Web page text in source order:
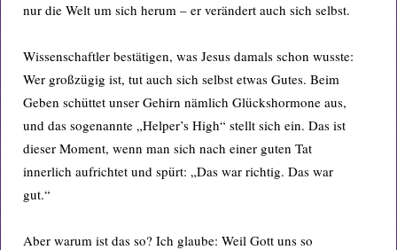
nur die Welt um sich herum – er verändert auch sich selbst.
Wissenschaftler bestätigen, was Jesus damals schon wusste:
Wer großzügig ist, tut auch sich selbst etwas Gutes. Beim
Geben schüttet unser Gehirn nämlich Glückshormone aus,
und das sogenannte „Helper’s High“ stellt sich ein. Das ist
dieser Moment, wenn man sich nach einer guten Tat
innerlich aufrichtet und spürt: „Das war richtig. Das war
gut.“
Aber warum ist das so? Ich glaube: Weil Gott uns so